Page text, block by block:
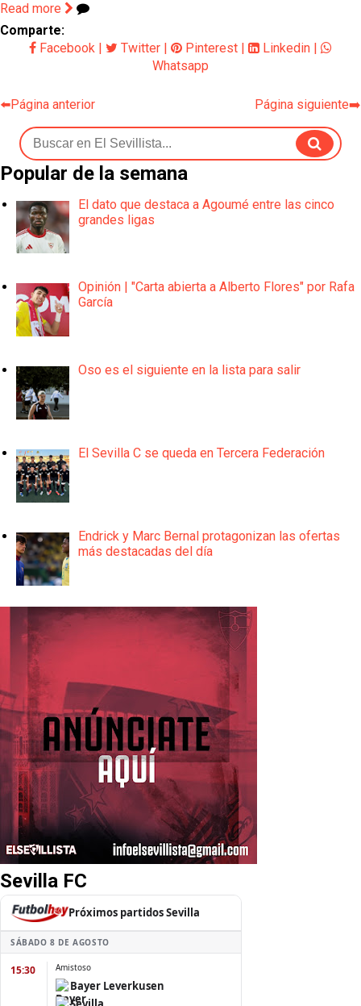
Read more
Comparte:
Facebook
Twitter Pinterest Linkedin
Whatsapp
⬅️Página anterior Página siguiente➡️
Popular de la semana
El dato que destaca a Agoumé entre las cinco
grandes ligas
Opinión | "Carta abierta a Alberto Flores" por Rafa
García
Oso es el siguiente en la lista para salir
El Sevilla C se queda en Tercera Federación
Endrick y Marc Bernal protagonizan las ofertas
más destacadas del día
Sevilla FC